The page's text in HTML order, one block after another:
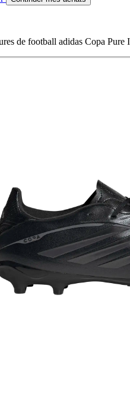
de football adidas Copa Pure